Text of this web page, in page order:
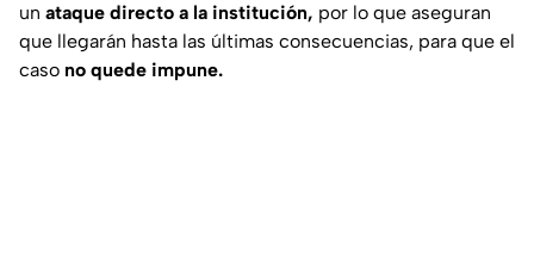
un ataque directo a la institución, por lo que aseguran
que llegarán hasta las últimas consecuencias, para que el
caso no quede impune.